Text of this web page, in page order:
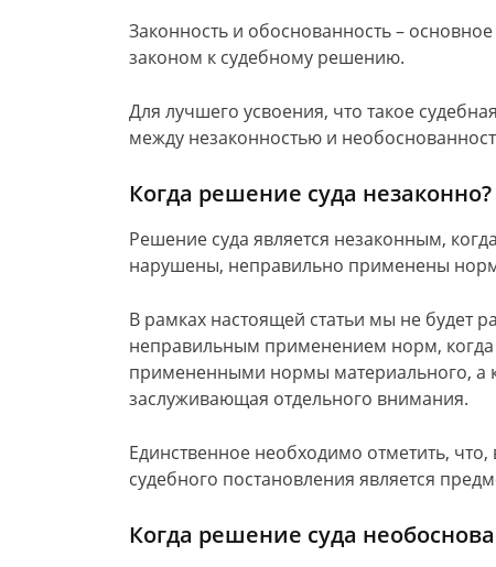
Законность и обоснованность –
законом к судебному решению.
Для лучшего усвоения, что такое
между незаконностью и
Когда решение суда незаконно?
Решение суда является незаконным,
нарушены, неправильно применены
В рамках настоящей статьи мы не будет
неправильным применением норм,
примененными нормы материального, а
заслуживающая отдельного внимания.
Единственное необходимо отметить,
судебного постановления является
Когда решение суда